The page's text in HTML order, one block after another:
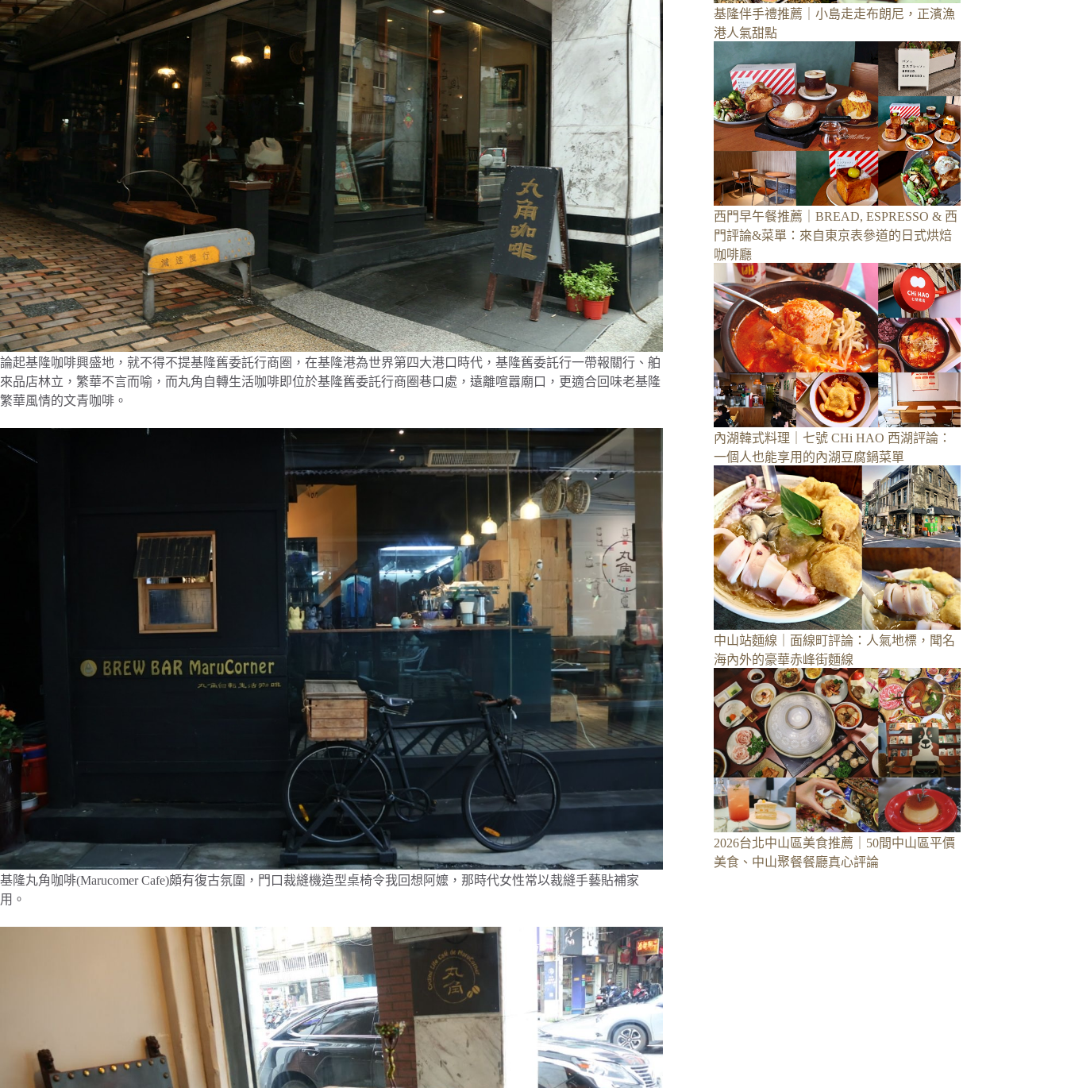
論起基隆咖啡興盛地，就不得不提基隆舊委託行商圈，在基隆港為世界第四大港口時代，基隆舊委託行一帶報關行、舶
來品店林立，繁華不言而喻，而丸角自轉生活咖啡即位於基隆舊委託行商圈巷口處，遠離喧囂廟口，更適合回味老基隆
繁華風情的文青咖啡。
基隆丸角咖啡(Marucomer Cafe)頗有復古氛圍，門口裁縫機造型桌椅令我回想阿嬤，那時代女性常以裁縫手藝貼補家
用。
基隆伴手禮推薦｜小島走走布朗尼，正濱漁
港人氣甜點
西門早午餐推薦｜BREAD, ESPRESSO & 西
門評論&菜單：來自東京表參道的日式烘焙
咖啡廳
內湖韓式料理｜七號 CHi HAO 西湖評論：
一個人也能享用的內湖豆腐鍋菜單
中山站麵線｜面線町評論：人氣地標，聞名
海內外的豪華赤峰街麵線
2026台北中山區美食推薦｜50間中山區平價
美食、中山聚餐餐廳真心評論